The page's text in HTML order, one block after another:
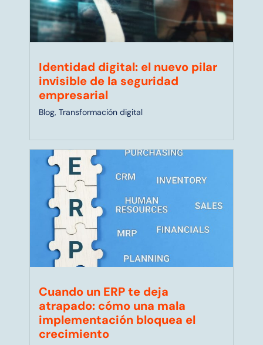
Identidad digital: el nuevo pilar
invisible de la seguridad
empresarial
Blog, Transformación digital
Cuando un ERP te deja
atrapado: cómo una mala
implementación bloquea el
crecimiento